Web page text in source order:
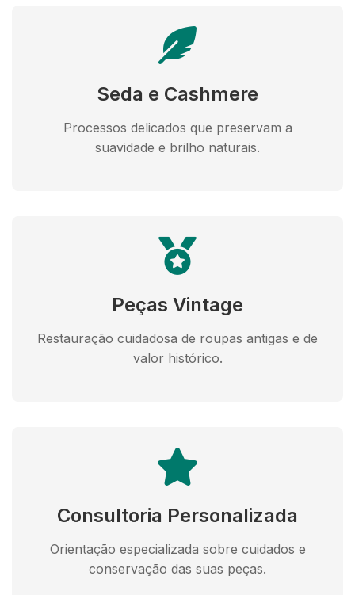
Seda e Cashmere
Processos delicados que preservam a
suavidade e brilho naturais.
Peças Vintage
Restauração cuidadosa de roupas antigas e de
valor histórico.
Consultoria Personalizada
Orientação especializada sobre cuidados e
conservação das suas peças.